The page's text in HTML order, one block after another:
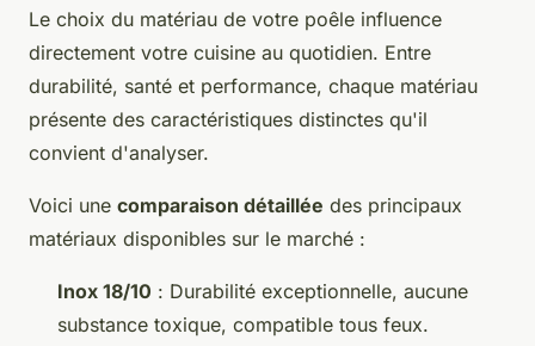
Le choix du matériau de votre poêle influence
directement votre cuisine au quotidien. Entre
durabilité, santé et performance, chaque matériau
présente des caractéristiques distinctes qu'il
convient d'analyser.
Voici une comparaison détaillée des principaux
matériaux disponibles sur le marché :
Inox 18/10 : Durabilité exceptionnelle, aucune
substance toxique, compatible tous feux.